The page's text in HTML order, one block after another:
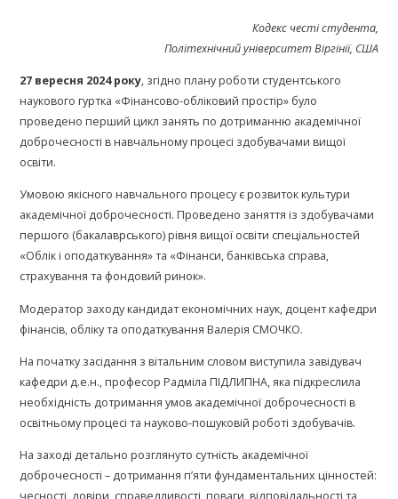
Кодекс честі студента,
Політехнічний університет Віргінії, США
27 вересня 2024 року, згідно плану роботи студентського
наукового гуртка «Фінансово-обліковий простір» було
проведено перший цикл занять по дотриманню академічної
доброчесності в навчальному процесі здобувачами вищої
освіти.
Умовою якісного навчального процесу є розвиток культури
академічної доброчесності. Проведено заняття із здобувачами
першого (бакалаврського) рівня вищої освіти спеціальностей
«Облік і оподаткування» та «Фінанси, банківська справа,
страхування та фондовий ринок».
Модератор заходу кандидат економічних наук, доцент кафедри
фінансів, обліку та оподаткування Валерія СМОЧКО.
На початку засідання з вітальним словом виступила завідувач
кафедри д.е.н., професор Радміла ПІДЛИПНА, яка підкреслила
необхідність дотримання умов академічної доброчесності в
освітньому процесі та науково-пошуковій роботі здобувачів.
На заході детально розглянуто сутність академічної
доброчесності – дотримання п’яти фундаментальних цінностей:
чесності, довіри, справедливості, поваги, відповідальності та